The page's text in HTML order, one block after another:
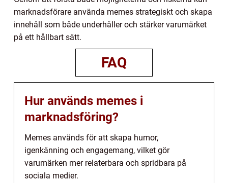
marknadsförare använda memes strategiskt och skapa
innehåll som både underhåller och stärker varumärket
på ett hållbart sätt.
FAQ
Hur används memes i
marknadsföring?
Memes används för att skapa humor,
igenkänning och engagemang, vilket gör
varumärken mer relaterbara och spridbara på
sociala medier.